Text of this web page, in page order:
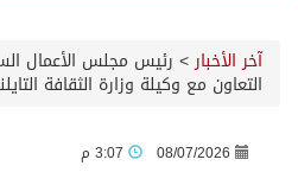
آخر الأخبار> رئيس مجلس الأعمال
التعاون مع وكيلة وزارة الثقافة
08/07/2026